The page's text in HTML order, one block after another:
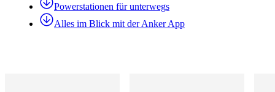
Powerstationen für unterwegs
Alles im Blick mit der Anker App